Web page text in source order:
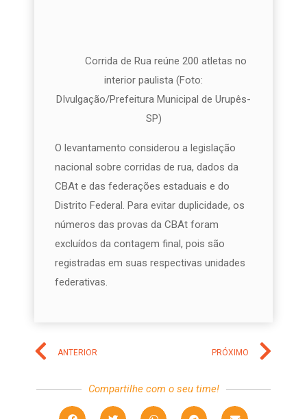
Corrida de Rua reúne 200 atletas no
interior paulista (Foto:
DIvulgação/Prefeitura Municipal de Urupês-
SP)
O levantamento considerou a legislação
nacional sobre corridas de rua, dados da
CBAt e das federações estaduais e do
Distrito Federal. Para evitar duplicidade, os
números das provas da CBAt foram
excluídos da contagem final, pois são
registradas em suas respectivas unidades
federativas.
ANTERIOR PRÓXIMO
Compartilhe com o seu time!